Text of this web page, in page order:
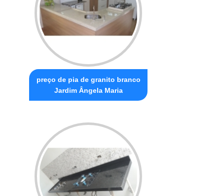
preço de pia de granito branco
Jardim Ângela Maria